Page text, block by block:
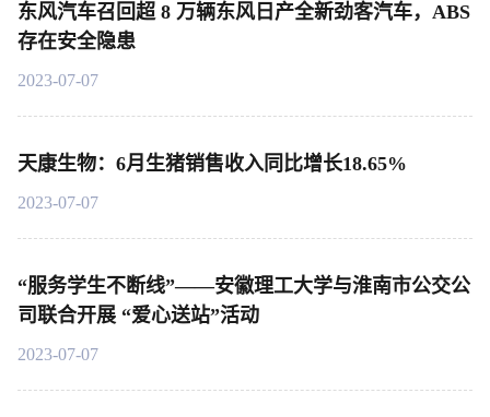
东风汽车召回超 8 万辆东风日产全新劲客汽车，ABS
存在安全隐患
2023-07-07
天康生物：6月生猪销售收入同比增长18.65%
2023-07-07
“服务学生不断线”——安徽理工大学与淮南市公交公
司联合开展 “爱心送站”活动
2023-07-07